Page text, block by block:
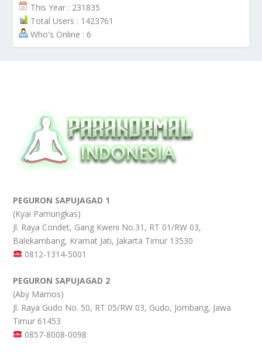
This Year : 231835
Total Users : 1423761
Who's Online : 6
PEGURON SAPUJAGAD 1
(Kyai Pamungkas)
Jl. Raya Condet, Gang Kweni No.31, RT 01/RW 03,
Balekambang, Kramat Jati, Jakarta Timur 13530
0812-1314-5001
PEGURON SAPUJAGAD 2
(Aby Marnos)
Jl. Raya Gudo No. 50, RT 05/RW 03, Gudo, Jombang, Jawa
Timur 61453
0857-8008-0098